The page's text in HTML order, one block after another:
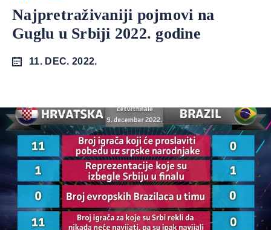
Najpretraživaniji pojmovi na
Guglu u Srbiji 2022. godine
11. DEC. 2022.